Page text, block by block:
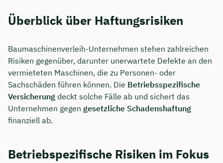
Überblick über Haftungsrisiken
Baumaschinenverleih-Unternehmen stehen zahlreichen
Risiken gegenüber, darunter unerwartete Defekte an den
vermieteten Maschinen, die zu Personen- oder
Sachschäden führen können. Die Betriebsspezifische
Versicherung deckt solche Fälle ab und sichert das
Unternehmen gegen gesetzliche Schadenshaftung
finanziell ab.
Betriebspezifische Risiken im Fokus